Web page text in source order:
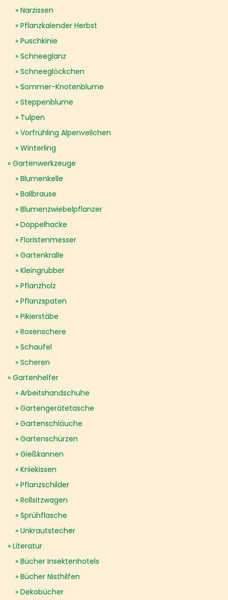
Narzissen
Pflanzkalender Herbst
Puschkinie
Schneeglanz
Schneeglöckchen
Sommer-Knotenblume
Steppenblume
Tulpen
Vorfrühling Alpenveilchen
Winterling
Gartenwerkzeuge
Blumenkelle
Ballbrause
Blumenzwiebelpflanzer
Doppelhacke
Floristenmesser
Gartenkralle
Kleingrubber
Pflanzholz
Pflanzspaten
Pikierstäbe
Rosenschere
Schaufel
Scheren
Gartenhelfer
Arbeitshandschuhe
Gartengerätetasche
Gartenschläuche
Gartenschürzen
Gießkannen
Kniekissen
Pflanzschilder
Rollsitzwagen
Sprühflasche
Unkrautstecher
Literatur
Bücher Insektenhotels
Bücher Nisthilfen
Dekobücher